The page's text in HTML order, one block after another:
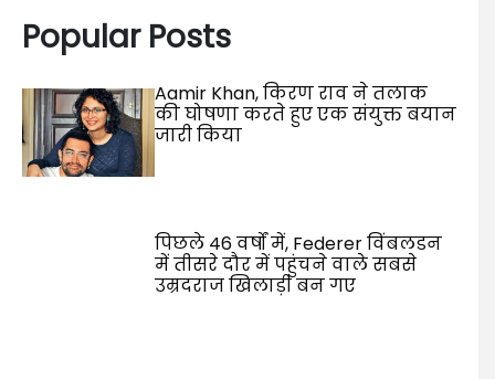
Popular Posts
Aamir Khan, किरण राव ने तलाक
की घोषणा करते हुए एक संयुक्त बयान
जारी किया
पिछले 46 वर्षों में, Federer विंबलडन
में तीसरे दौर में पहुंचने वाले सबसे
उम्रदराज खिलाड़ी बन गए